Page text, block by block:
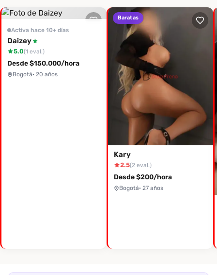
Activa hace 10+ días
Daizey
5.0(1 eval.)
Desde $150.000/hora
Bogotá· 20 años
Baratas
Kary
2.5(2 eval.)
Desde $200/hora
Bogotá· 27 años